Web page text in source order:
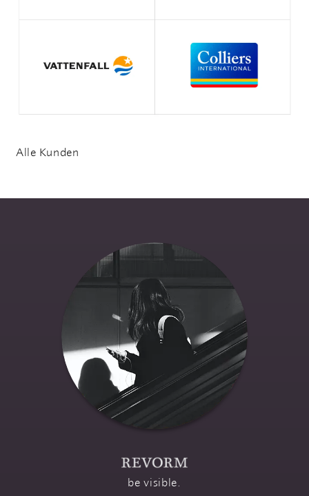
Alle Kunden
Wir programmieren
auch Apps.
be visible.